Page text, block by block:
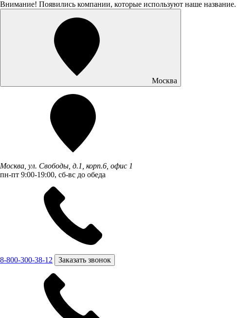
Внимание! Появились компании, которые используют наше
Москва
Москва, ул. Свободы, д.1, корп.6, офис 1
пн-пт 9:00-19:00, сб-вс до обеда
8-800-300-38-12 Заказать звонок